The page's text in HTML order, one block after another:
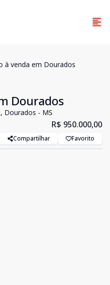
à venda em Dourados
Dourados
Dourados - MS
R$ 950.000,00
Compartilhar Favorito